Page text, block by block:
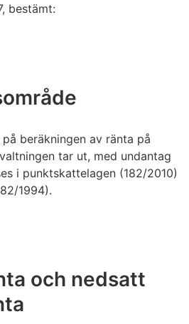
bestämt:
beräkningen av ränta på
tar ut, med undantag
i punktskattelagen (182/2010)
1994).
och nedsatt